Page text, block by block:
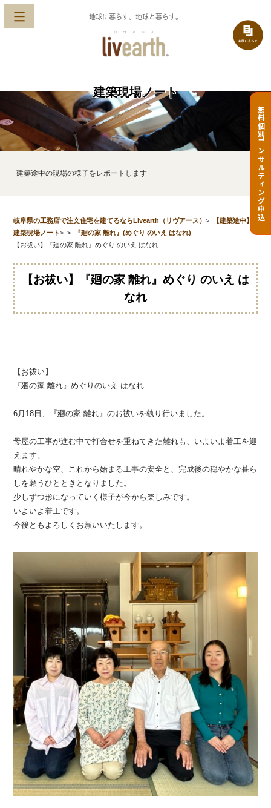
地球に暮らす、地球と暮らす。
無料個別コンサルティング申込
建築現場ノート
建築途中の現場の様子をレポートします
岐阜県の工務店で注文住宅を建てるならLivearth（リヴアース）>
建築現場ノート>
【建築途中】
『廻の家 離れ』(めぐり のいえ はなれ)
>
【お祓い】『廻の家 離れ』めぐり のいえ はなれ
【お祓い】『廻の家 離れ』めぐり のいえ は
なれ
【お祓い】
『廻の家 離れ』めぐりのいえ はなれ
6月18日、『廻の家 離れ』のお祓いを執り行いました。
母屋の工事が進む中で打合せを重ねてきた離れも、いよいよ着工を迎
えます。
晴れやかな空、これから始まる工事の安全と、完成後の穏やかな暮ら
しを願うひとときとなりました。
少しずつ形になっていく様子が今から楽しみです。
いよいよ着工です。
今後ともよろしくお願いいたします。